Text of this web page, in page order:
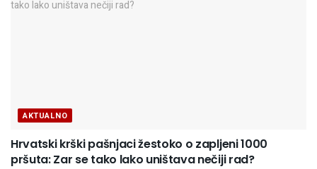
AKTUALNO
Hrvatski krški pašnjaci žestoko o zapljeni 1000
pršuta: Zar se tako lako uništava nečiji rad?